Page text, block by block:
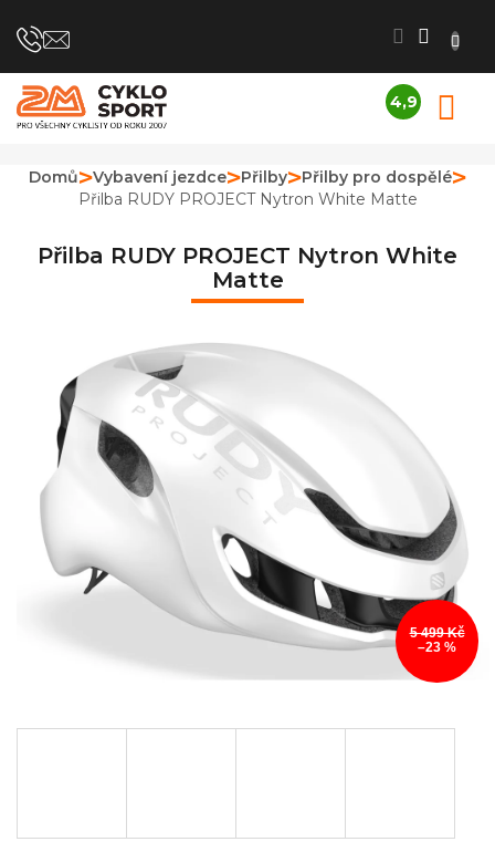
na
4,9
obchodu
je
4,9
hvězdiček.
Domů Vybavení jezdce Přilby
Přilby pro dospělé
Přilba RUDY PROJECT Nytron White Matte
Přilba RUDY PROJECT Nytron White
Matte
5 499 Kč
–23 %